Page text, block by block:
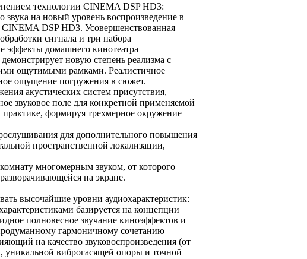
технологии CINEMA DSP HD3:
на новый уровень воспроизведение в
DSP HD3. Усовершенствованная
сигнала и три набора
эффекты домашнего кинотеатра
новую степень реализма с
ощутимыми рамками. Реалистичное
ощущение погружения в сюжет.
акустических систем присутствия,
звуковое поле для конкретной применяемой
формируя трехмерное окружение
для дополнительного повышения
пространственной локализации,
многомерным звуком, от которого
на экране.
высочайшие уровни аудиохарактеристик:
базируется на концепции
полновесное звучание киноэффектов и
гармоничному сочетанию
на качество звуковоспроизведения (от
виброгасящей опоры и точной